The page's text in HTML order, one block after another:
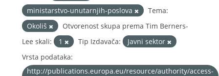
ministarstvo-unutarnjih-poslova
Tema:
Okoliš
Otvorenost skupa prema Tim Berners-
Lee skali:
1 Tip Izdavača:
Javni sektor
Vrsta podataka:
http://publications.europa.eu/resource/authority/access-